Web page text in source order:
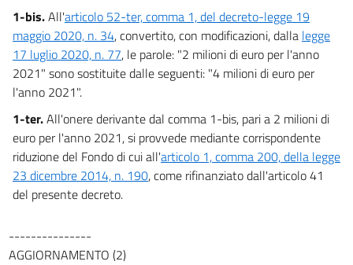
21
21 bis
22
22 bis
Enti territoriali
23
23 bis
23 ter
24 bis
1-bis.All'articolo 52-ter, comma 1, del decreto-legge 19
maggio 2020, n. 34, convertito, con modificazioni, dalla legge
17 luglio 2020, n. 77, le parole: "2 milioni di euro per l'anno
2021" sono sostituite dalle seguenti: "4 milioni di euro per
l'anno 2021".
1-ter.All'onere derivante dal comma 1-bis, pari a 2 milioni di
euro per l'anno 2021, si provvede mediante corrispondente
riduzione del Fondo di cui all'articolo 1, comma 200, della legge
23 dicembre 2014, n. 190, come rifinanziato dall'articolo 41
del presente decreto.
---------------
AGGIORNAMENTO (2)